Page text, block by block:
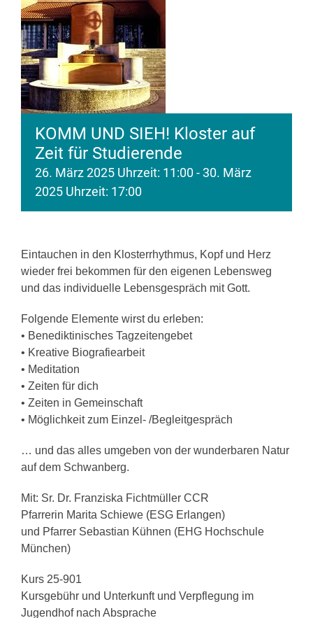
KOMM UND SIEH! Kloster auf
Zeit für Studierende
26. März 2025 Uhrzeit: 11:00- 30. März
2025 Uhrzeit: 17:00
Eintauchen in den Klosterrhythmus, Kopf und Herz
wieder frei bekommen für den eigenen Lebensweg
und das individuelle Lebensgespräch mit Gott.
Folgende Elemente wirst du erleben:
• Benediktinisches Tagzeitengebet
• Kreative Biografiearbeit
• Meditation
• Zeiten für dich
• Zeiten in Gemeinschaft
• Möglichkeit zum Einzel- /Begleitgespräch
… und das alles umgeben von der wunderbaren Natur
auf dem Schwanberg.
Mit: Sr. Dr. Franziska Fichtmüller CCR
Pfarrerin Marita Schiewe (ESG Erlangen)
und Pfarrer Sebastian Kühnen (EHG Hochschule
München)
Kurs 25-901
Kursgebühr und Unterkunft und Verpflegung im
Jugendhof nach Absprache